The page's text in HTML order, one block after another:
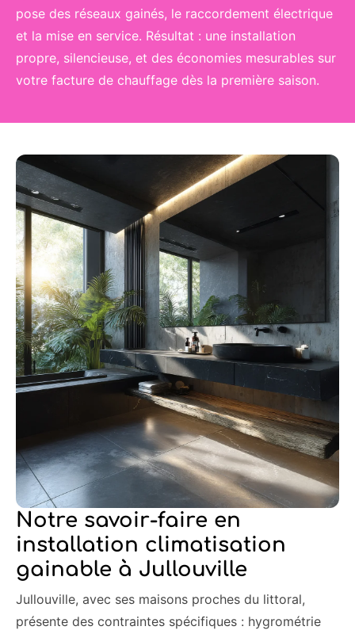
pose des réseaux gainés, le raccordement électrique
et la mise en service. Résultat : une installation
propre, silencieuse, et des économies mesurables sur
votre facture de chauffage dès la première saison.
Notre savoir-faire en
installation climatisation
gainable à Jullouville
Jullouville, avec ses maisons proches du littoral,
présente des contraintes spécifiques : hygrométrie